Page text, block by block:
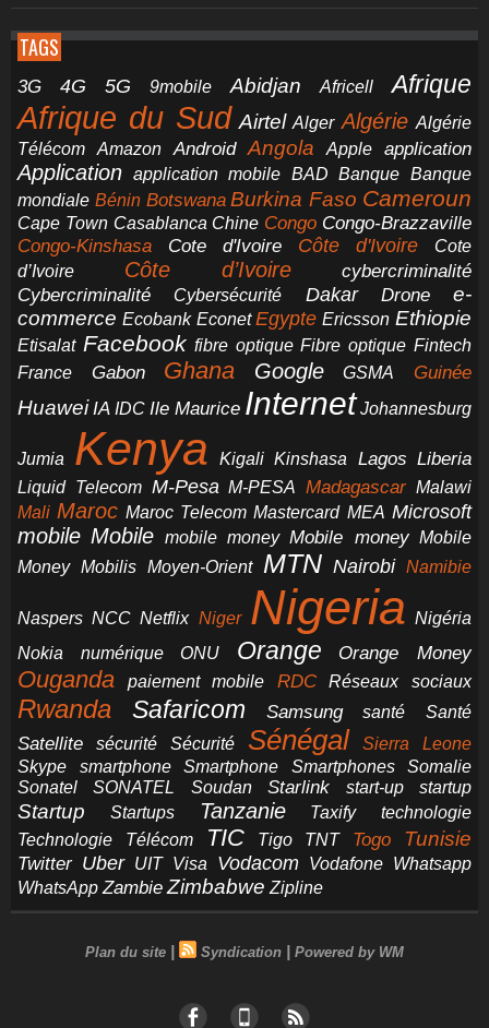
TAGS
3G 4G 5G 9mobile Abidjan Africell Afrique
Afrique du Sud Airtel Alger Algérie Algérie
Télécom
Amazon Android Angola Apple application
Application application mobile BAD Banque Banque
mondiale Bénin Botswana Burkina Faso Cameroun
Cape Town Casablanca Chine Congo Congo-Brazzaville
Congo-Kinshasa Cote d'Ivoire Côte d'Ivoire
Cote
d’Ivoire
Côte d’Ivoire
cybercriminalité
Cybercriminalité
Cybersécurité Dakar Drone
e-
commerce Ecobank Econet Egypte Ericsson Ethiopie
Etisalat Facebook fibre optique Fibre optique Fintech
France
Gabon Ghana Google GSMA Guinée
Huawei IA IDC Ile Maurice Internet Johannesburg
Jumia Kenya Kigali Kinshasa Lagos Liberia
Liquid Telecom M-Pesa M-PESA Madagascar Malawi
Mali Maroc Maroc Telecom Mastercard MEA Microsoft
mobile Mobile mobile money Mobile money Mobile
Money Mobilis Moyen-Orient MTN Nairobi Namibie
Naspers NCC Netflix Niger Nigeria Nigéria
Nokia
numérique ONU Orange Orange Money
Ouganda paiement mobile RDC Réseaux sociaux
Rwanda Safaricom Samsung santé Santé
Satellite sécurité Sécurité Sénégal
Sierra Leone
Skype
smartphone Smartphone Smartphones
Somalie
Sonatel
SONATEL Soudan Starlink start-up startup
Startup Startups Tanzanie Taxify
technologie
Technologie
Télécom TIC Tigo TNT Togo Tunisie
Twitter Uber UIT Visa Vodacom Vodafone Whatsapp
WhatsApp Zambie Zimbabwe Zipline
Plan du site | Syndication | Powered by WM